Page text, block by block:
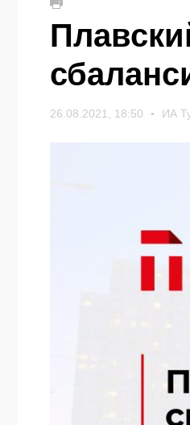
26.08.2021, 18:50 ИА